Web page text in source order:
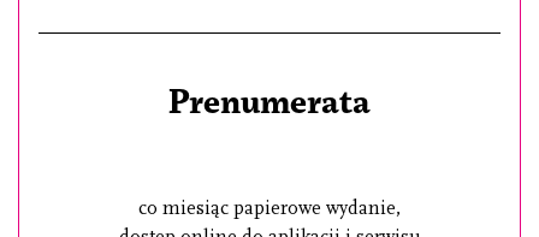
Prenumerata
co miesiąc papierowe wydanie,